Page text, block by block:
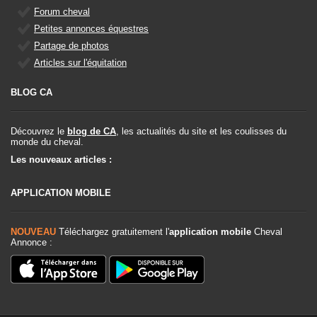
Forum cheval
Petites annonces équestres
Partage de photos
Articles sur l'équitation
BLOG CA
Découvrez le blog de CA , les actualités du site et les coulisses du
monde du cheval.
Les nouveaux articles :
APPLICATION MOBILE
NOUVEAU Téléchargez gratuitement l'application mobile Cheval
Annonce :